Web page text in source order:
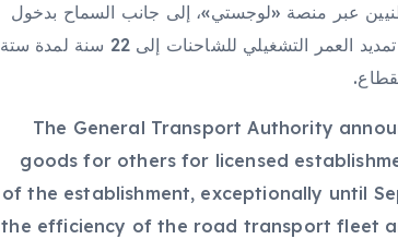
عبر منصة «لوجستي»، إلى جانب السماح بدخول
الشاحنات الخليجية للنقل المبرد فارغة إلى المملكة، إضافةً إلى تمديد العمر التشغيلي للشاحنات إلى 22 سنة لمدة ستة
The General Transport Authority
goods for others for licensed
of the establishment, exceptionally until
the efficiency of the road transport fleet